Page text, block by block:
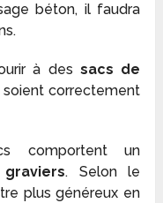
béton, il faudra
à des sacs de
soient correctement
comportent un
. Selon le
plus généreux en